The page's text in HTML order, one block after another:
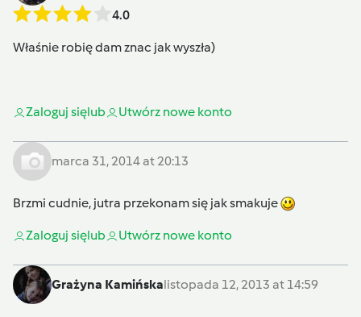
4.0
Właśnie robię dam znac jak wyszła)
Zaloguj sięlub Utwórz nowe konto
marca 31, 2014 at 20:13
Brzmi cudnie, jutra przekonam się jak smakuje
Zaloguj sięlub Utwórz nowe konto
Grażyna Kamińskalistopada 12, 2013 at 14:59